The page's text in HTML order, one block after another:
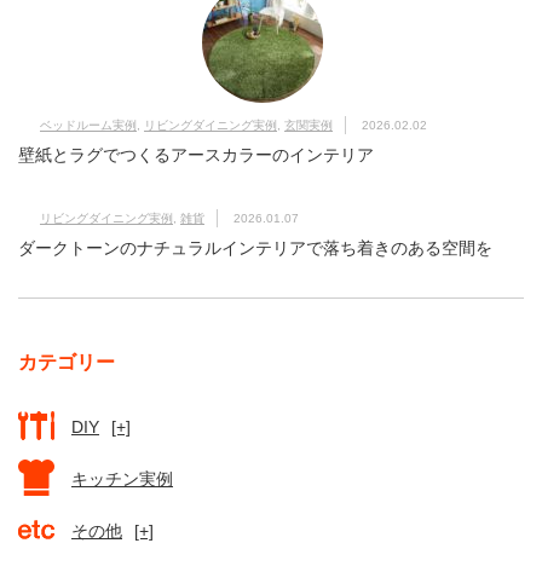
ベッドルーム実例 , リビングダイニング実例 , 玄関実例 2026.02.02
壁紙とラグでつくるアースカラーのインテリア
リビングダイニング実例 , 雑貨 2026.01.07
ダークトーンのナチュラルインテリアで落ち着きのある空間を
カテゴリー
DIY [+]
キッチン実例
その他 [+]